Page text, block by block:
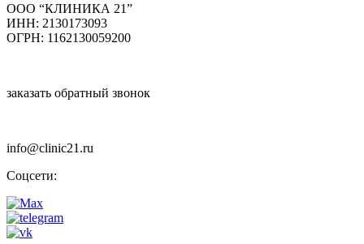
ООО “КЛИНИКА 21”
ИНН: 2130173093
ОГРН: 1162130059200
заказать обратный звонок
info@clinic21.ru
Соцсети: